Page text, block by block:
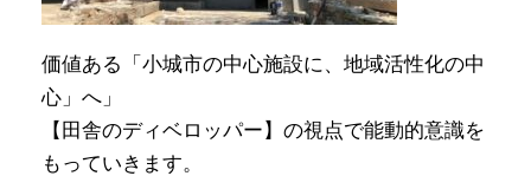
価値ある「小城市の中心施設に、地域活性化の中
心」へ」
【田舎のディベロッパー】の視点で能動的意識を
もっていきます。